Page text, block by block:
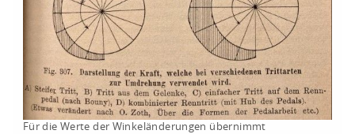
Für die Werte der Winkeländerungen übernimmt